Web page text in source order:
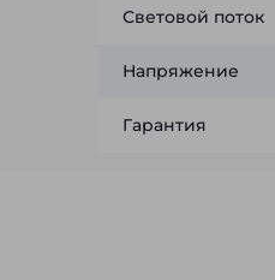
Световой поток
Напряжение
Гарантия